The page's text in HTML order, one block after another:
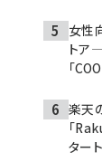
女性
トア
「
楽天
「
ター